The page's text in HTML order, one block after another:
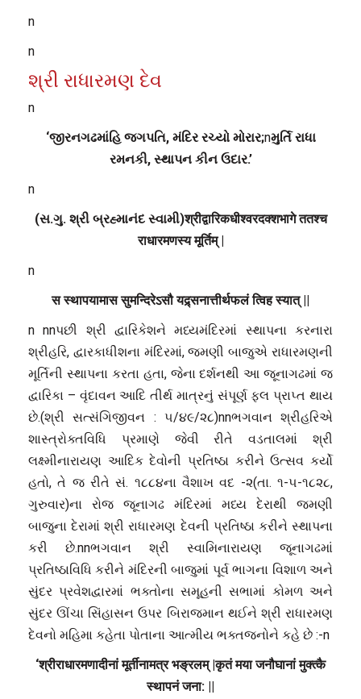
n
n
શ્રી રાધારમણ દેવ
n
‘જીરનગઢમાંહિ જગપતિ, મંદિર રચ્યો મોરાર;nમુર્તિ રાધા
રમનકી, સ્થાપન કીન ઉદાર.’
n
(સ.ગુ. શ્રી બ્રહ્માનંદ સ્વામી)श्रीद्वारिकधीश्वरदक्शभागे ततश्च
राधारमणस्य मूर्तिम् |
n
स स्थापयामास सुमन्दिरेऽसौ यद्र्सनात्तीर्थफलं त्विह स्यात् ||
n nnપછી શ્રી દ્વારિકેશને મધ્યમંદિરમાં સ્થાપના કરનારા
શ્રીહરિ, દ્વારકાધીશના મંદિરમાં, જમણી બાજુએ રાધારમણની
મૂર્તિની સ્થાપના કરતા હતા, જેના દર્શનથી આ જૂનાગઢમાં જ
દ્વારિકા – વૃંદાવન આદિ તીર્થ માત્રનું સંપૂર્ણ ફલ પ્રાપ્ત થાય
છે.(શ્રી સત્સંગિજીવન : ૫/૪૯/૨૮)nnભગવાન શ્રીહરિએ
શાસ્ત્રોક્તવિધિ પ્રમાણે જેવી રીતે વડતાલમાં શ્રી
લક્ષ્મીનારાયણ આદિક દેવોની પ્રતિષ્ઠા કરીને ઉત્સવ કર્યો
હતો, તે જ રીતે સં. ૧૮૮૪ના વૈશાખ વદ -૨(તા. ૧-૫-૧૮૨૮,
ગુરુવાર)ના રોજ જૂનાગઢ મંદિરમાં મધ્ય દેરાથી જમણી
બાજુના દેરામાં શ્રી રાધારમણ દેવની પ્રતિષ્ઠા કરીને સ્થાપના
કરી છે.nnભગવાન શ્રી સ્વામિનારાયણ જૂનાગઢમાં
પ્રતિષ્ઠાવિધિ કરીને મંદિરની બાજુમાં પૂર્વ ભાગના વિશાળ અને
સુંદર પ્રવેશદ્વારમાં ભક્તોના સમૂહની સભામાં કોમળ અને
સુંદર ઊંચા સિંહાસન ઉપર બિરાજમાન થઈને શ્રી રાધારમણ
દેવનો મહિમા કહેતા પોતાના આત્મીય ભક્તજનોને કહે છે :-n
‘श्रीराधारमणादीनां मूर्तीनामत्र भङ्रलम् |कृतं मया जनौघानां मुक्त्कै
स्थापनं जना: ||